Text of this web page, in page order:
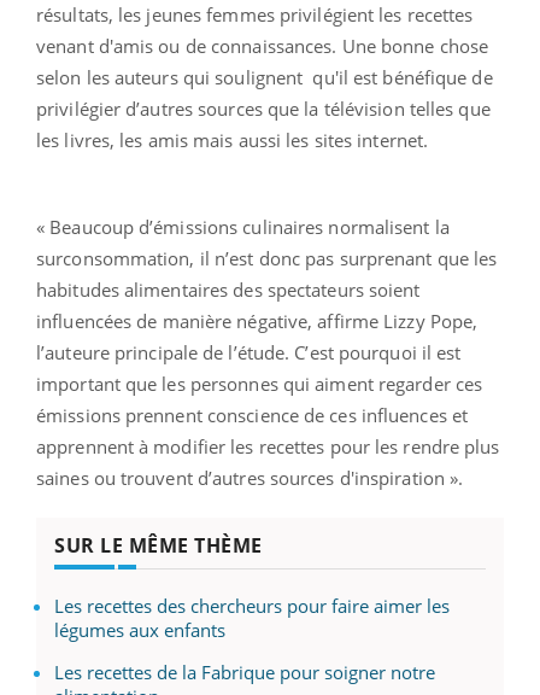
résultats, les jeunes femmes privilégient les recettes
venant d'amis ou de connaissances. Une bonne chose
selon les auteurs qui soulignent qu'il est bénéfique de
privilégier d’autres sources que la télévision telles que
les livres, les amis mais aussi les sites internet.
« Beaucoup d’émissions culinaires normalisent la
surconsommation, il n’est donc pas surprenant que les
habitudes alimentaires des spectateurs soient
influencées de manière négative, affirme Lizzy Pope,
l’auteure principale de l’étude. C’est pourquoi il est
important que les personnes qui aiment regarder ces
émissions prennent conscience de ces influences et
apprennent à modifier les recettes pour les rendre plus
saines ou trouvent d’autres sources d'inspiration ».
SUR LE MÊME THÈME
Les recettes des chercheurs pour faire aimer les
légumes aux enfants
Les recettes de la Fabrique pour soigner notre